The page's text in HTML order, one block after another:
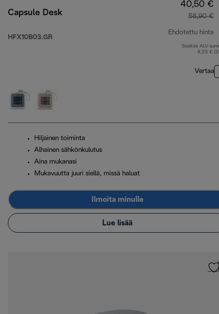
Capsule Desk
HFX10B03.GR
40,50 €
58,90 €
Ehdotettu hinta
Sisältää ALV-
8,23 €
Vertaa
Hiljainen toiminta
Alhainen sähkönkulutus
Aina mukanasi
Mukavuutta juuri siellä, missä haluat
Ilmoita minulle
Lue lisää